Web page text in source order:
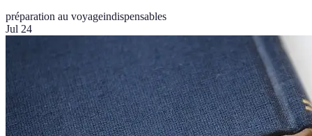
préparation au voyageindispensables
Jul 24